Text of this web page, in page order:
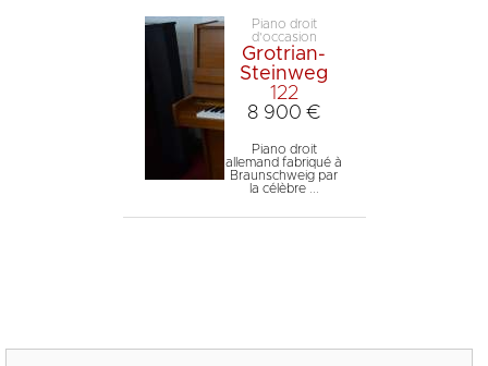
Piano droit
d'occasion
Grotrian-
Steinweg
122
8 900 €
Piano droit
allemand fabriqué à
Braunschweig par
la célèbre ...